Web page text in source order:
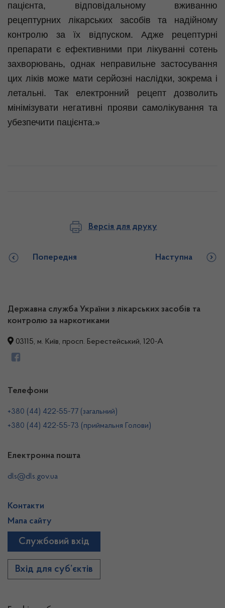
пацієнта, відповідальному вживанню
рецептурних лікарських засобів та надійному
контролю за їх відпуском. Адже рецептурні
препарати є ефективними при лікуванні сотень
захворювань, однак неправильне застосування
цих ліків може мати серйозні наслідки, зокрема і
летальні. Так електронний рецепт дозволить
мінімізувати негативні прояви самолікування та
убезпечити пацієнта.»
Версія для друку
Попередня Наступна
Державна служба України з лікарських засобів та
контролю за наркотиками
03115, м. Київ, просп. Берестейський, 120-А
Телефони
+380 (44) 422-55-77 (загальний)
+380 (44) 422-55-73 (приймальня Голови)
Електронна пошта
dls@dls.gov.ua
Контакти
Мапа сайту
Службовий вхід
Вхід для суб’єктів